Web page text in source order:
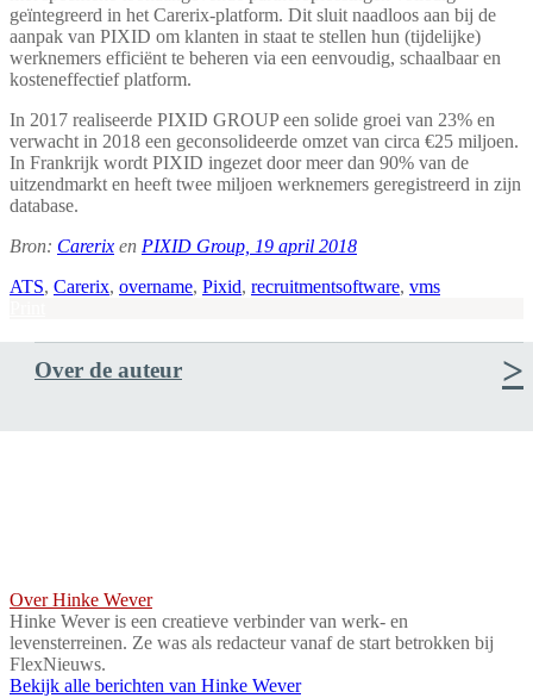
geïntegreerd in het Carerix-platform. Dit sluit naadloos aan bij de
aanpak van PIXID om klanten in staat te stellen hun (tijdelijke)
werknemers efficiënt te beheren via een eenvoudig, schaalbaar en
kosteneffectief platform.
In 2017 realiseerde PIXID GROUP een solide groei van 23% en
verwacht in 2018 een geconsolideerde omzet van circa €25 miljoen.
In Frankrijk wordt PIXID ingezet door meer dan 90% van de
uitzendmarkt en heeft twee miljoen werknemers geregistreerd in zijn
database.
Bron: Carerix en PIXID Group, 19 april 2018
ATS, Carerix, overname, Pixid, recruitmentsoftware, vms
Over de auteur
Over Hinke Wever
Hinke Wever is een creatieve verbinder van werk- en
levensterreinen. Ze was als redacteur vanaf de start betrokken bij
FlexNieuws.
Bekijk alle berichten van Hinke Wever